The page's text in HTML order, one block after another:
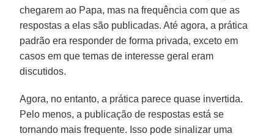
chegarem ao Papa, mas na frequência com que as
respostas a elas são publicadas. Até agora, a prática
padrão era responder de forma privada, exceto em
casos em que temas de interesse geral eram
discutidos.
Agora, no entanto, a prática parece quase invertida.
Pelo menos, a publicação de respostas está se
tornando mais frequente. Isso pode sinalizar uma